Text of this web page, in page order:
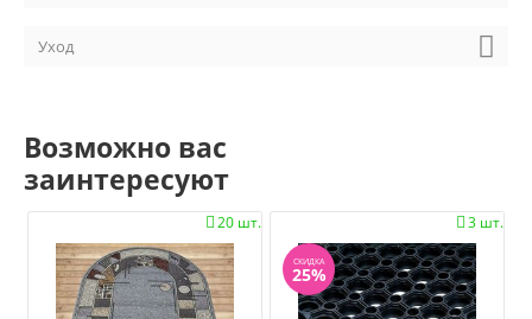
Уход
Возможно вас
заинтересуют
20 шт.
 3 шт.

СКИДКА
25%